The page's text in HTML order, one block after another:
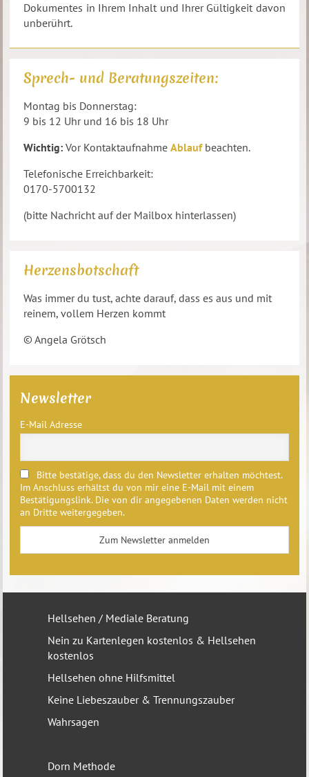
Dokumentes in Ihrem Inhalt und Ihrer Gültigkeit davon
unberührt.
Sprech- und Beratungszeiten:
Montag bis Donnerstag:
9 bis 12 Uhr und 16 bis 18 Uhr
Wichtig: Vor KontaktaufnahmeAblaufbeachten.
Telefonische Erreichbarkeit:
0170-5700132
(bitte Nachricht auf der Mailbox hinterlassen)
Herzensbotschaft
Was immer du tust, achte darauf, dass es aus und mit
reinem, vollem Herzen kommt
© Angela Grötsch
Newsletter
E-Mail Adresse
Bitte bestätige, dass du den Newsletter erhalten möchtest.
Im Anschluss erhältst du von mir eine E-Mail mit einem
Bestätigungslink. Die von dir angegebenen Daten werden nicht
an Dritte weitergegeben.
Hellsehen / Mediale Beratung
Nein zu Kartenlegen kostenlos & Hellsehen
kostenlos
Hellsehen ohne Hilfsmittel
Keine Liebeszauber & Trennungszauber
Wahrsagen
Dorn Methode